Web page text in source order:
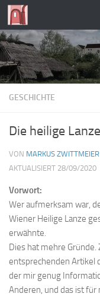
Zum Inhalt springen
GESCHICHTE
Die heilige
VON MARKUS ZWITTMEIER
AKTUALISIERT 28/09/2020
Vorwort:
Wer aufmerksam war,
Wiener Heilige Lanze
erwähnte.
Dies hat mehre
entsprechenden Artikel
der mir genug
Anderen, und das ist für